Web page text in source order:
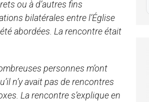
ou à d’autres fins
bilatérales entre l’Église
abordées. La rencontre était
personnes m’ont
n’y avait pas de rencontres
La rencontre s’explique en